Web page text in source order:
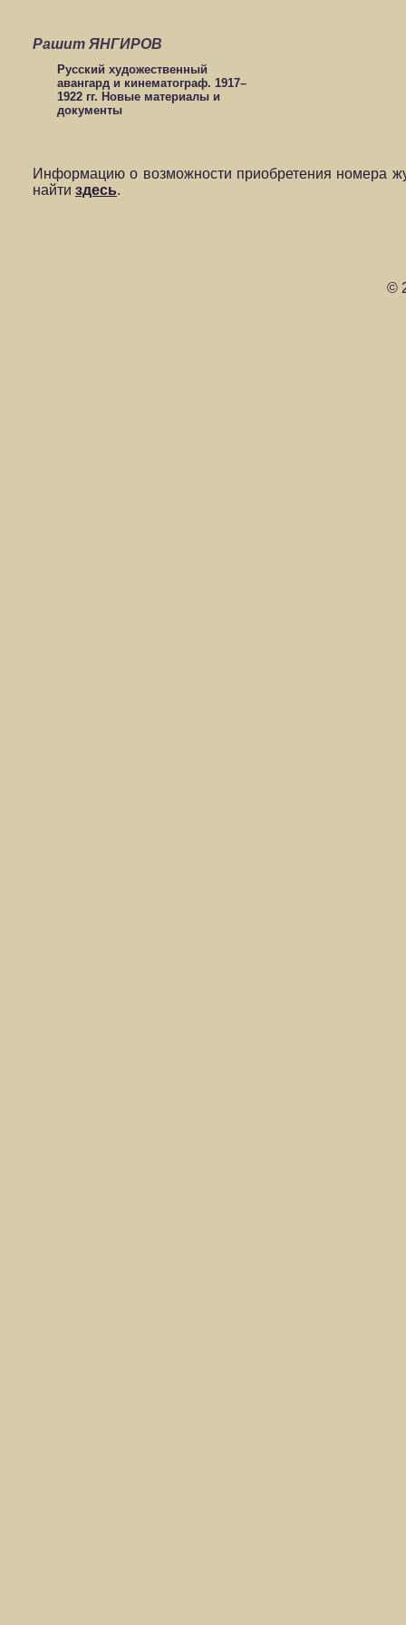
Рашит ЯНГИРОВ
Русский художественный
авангард и кинематограф. 1917–
1922 гг. Новые материалы и
документы
Информацию о возможности приобретения номера
найти здесь.
©